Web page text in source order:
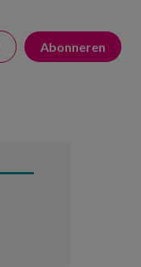
Abonneren